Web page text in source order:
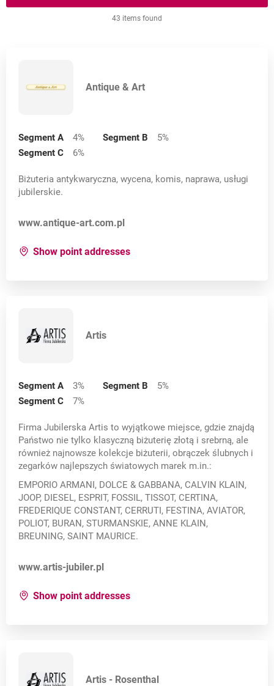
podlaskie
warmińsko-mazurskie
zachodniopomorskie
świętokrzyskie
Gdańsk
Niedzica
Niemcz
Nowogród
Nowy Sącz
Opole
43 items found
Antique & Art
Segment A 4% Segment B 5%
Segment C
6%
Biżuteria antykwaryczna, wycena, komis, naprawa, usługi
jubilerskie.
Opens in a new card
www.antique-art.com.pl
Show point addressesfor:
Artis
Segment A 3% Segment B 5%
Segment C
7%
Firma Jubilerska Artis to wyjątkowe miejsce, gdzie znajdą
Państwo nie tylko klasyczną biżuterię złotą i srebrną, ale
również najnowsze kolekcje biżuterii, obrączek ślubnych i
zegarków najlepszych światowych marek m.in.:
EMPORIO ARMANI, DOLCE & GABBANA, CALVIN KLAIN,
JOOP, DIESEL, ESPRIT, FOSSIL, TISSOT, CERTINA,
FREDERIQUE CONSTANT, CERRUTI, FESTINA, AVIATOR,
POLIOT, BURAN, STURMANSKIE, ANNE KLAIN,
BREUNING, SAINT MAURICE.
Opens in a new card
www.artis-jubiler.pl
Show point addressesfor:
Artis - Rosenthal